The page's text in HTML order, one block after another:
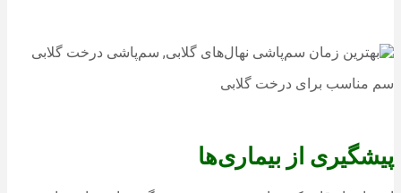
سم مناسب برای درخت گلابی
پیشگیری از بیماری‌ها